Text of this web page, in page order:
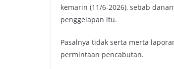
kemarin (11/6-2026), sebab
penggelapan itu.
Pasalnya tidak serta merta
permintaan pencabutan.